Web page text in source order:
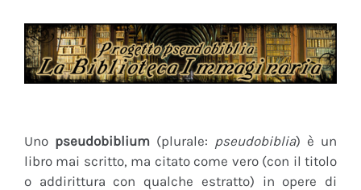
Uno pseudobiblium (plurale: pseudobiblia) è un
libro mai scritto, ma citato come vero (con il titolo
o addirittura con qualche estratto) in opere di